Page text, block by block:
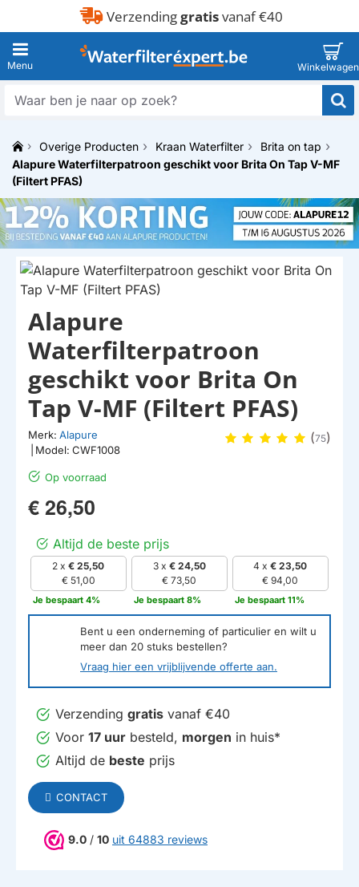
Verzendinggratisvanaf €40
Waar
naar
op
zoek?
h
o
e
Overige Producten Kraan Waterfilter
Brita on tap
Alapure Waterfilterpatroon geschikt voor Brita On Tap V-MF
(Filtert PFAS)
HUISMERK
Op voorraad
Alapure
Waterfilterpatroon
geschikt voor Brita On
Tap V-MF (Filtert PFAS)
Merk: Alapure
Model: CWF1008
(75)
€ 26,50
Altijd de beste prijs
2 x€ 25,50
€ 51,00
Je bespaart 4%
3 x € 24,50
€ 73,50
Je bespaart 8%
4 x€ 23,50
€ 94,00
Je bespaart 11%
Bent u een onderneming of particulier en wilt u
meer dan 20 stuks bestellen?
Vraag hier een vrijblijvende offerte aan.
Verzending gratis vanaf €40
Voor 17 uur besteld, morgen in huis*
Altijd de beste prijs
CONTACT
9.0 / 10 uit 64883 reviews